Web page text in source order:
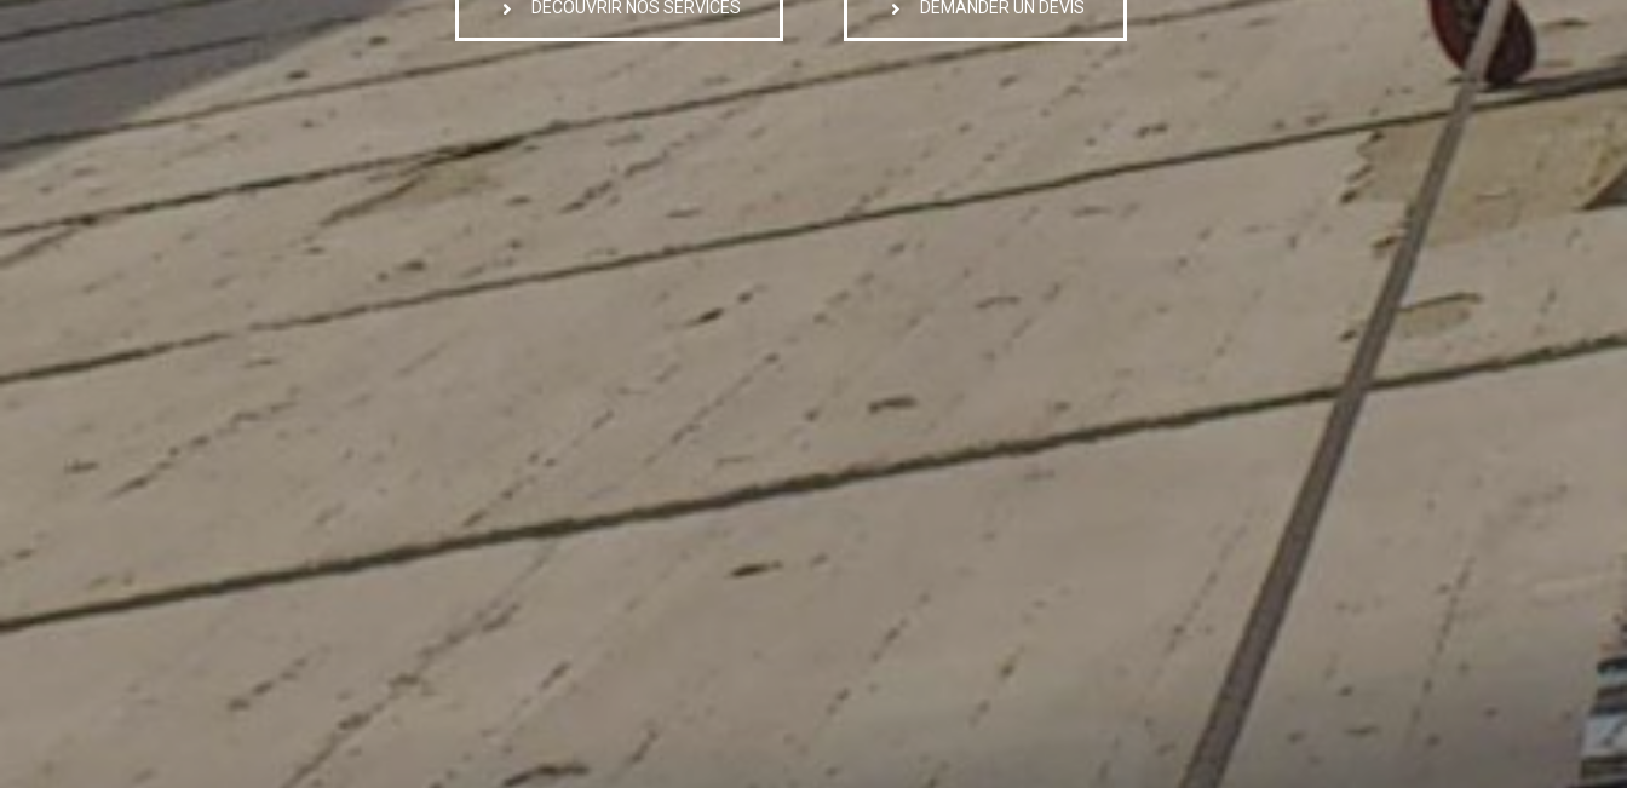
DECOUVRIR NOS SERVICES DEMANDER UN DEVIS